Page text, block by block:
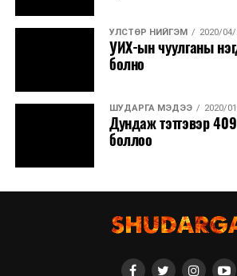
УЛСТӨР НИЙГЭМ 2020/
УИХ-ын чуулганы
болно
ШУДАРГА МЭДЭЭ 2020/
Дундаж тэтгэвэр 409
боллоо